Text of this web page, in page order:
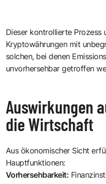
Dieser kontrollierte Prozess
Kryptowährungen mit
solchen, bei denen
unvorhersehbar getroffen
Auswirkungen
die Wirtschaft
Aus ökonomischer Sicht
Hauptfunktionen:
Vorhersehbarkeit: